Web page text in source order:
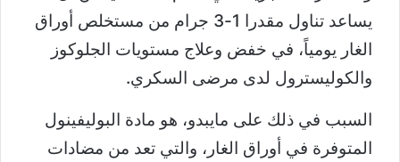
يساعد تناول مقدرا 1-3 جرام من مستخلص أوراق
الغار يومياً، في خفض وعلاج مستويات الجلوكوز
والكوليسترول لدى مرضى السكري.
السبب في ذلك على مايبدو، هو مادة البوليفينول
المتوفرة في أوراق الغار، والتي تعد من مضادات